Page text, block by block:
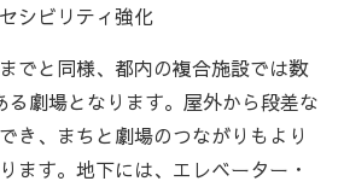
シビリティ強化
でと同様、都内の複合施設では数
る劇場となります。屋外から段差な
き、まちと劇場のつながりもより
ます。地下には、エレベーター・